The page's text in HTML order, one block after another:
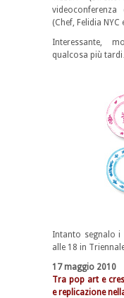
(Chef, Felidia
Interessante,
qualcosa più
Intanto segnalo i
alle 18 in
17 maggio 2010
Tra pop art e
e replicazione